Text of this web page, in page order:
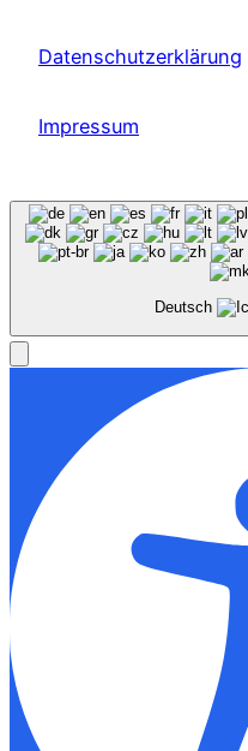
Datenschutzerklärung
Impressum
Deutsch